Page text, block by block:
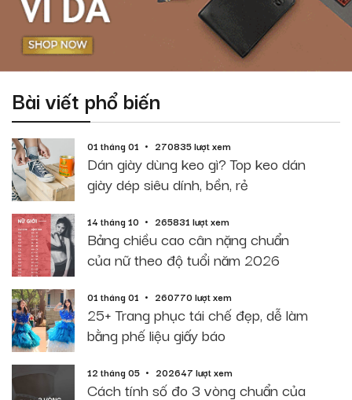
Bài viết phổ biến
01 tháng 01 270835 lượt xem
Dán giày dùng keo gì? Top keo dán
giày dép siêu dính, bền, rẻ
14 tháng 10 265831 lượt xem
Bảng chiều cao cân nặng chuẩn
của nữ theo độ tuổi năm 2026
01 tháng 01 260770 lượt xem
25+ Trang phục tái chế đẹp, dễ làm
bằng phế liệu giấy báo
12 tháng 05 202647 lượt xem
Cách tính số đo 3 vòng chuẩn của